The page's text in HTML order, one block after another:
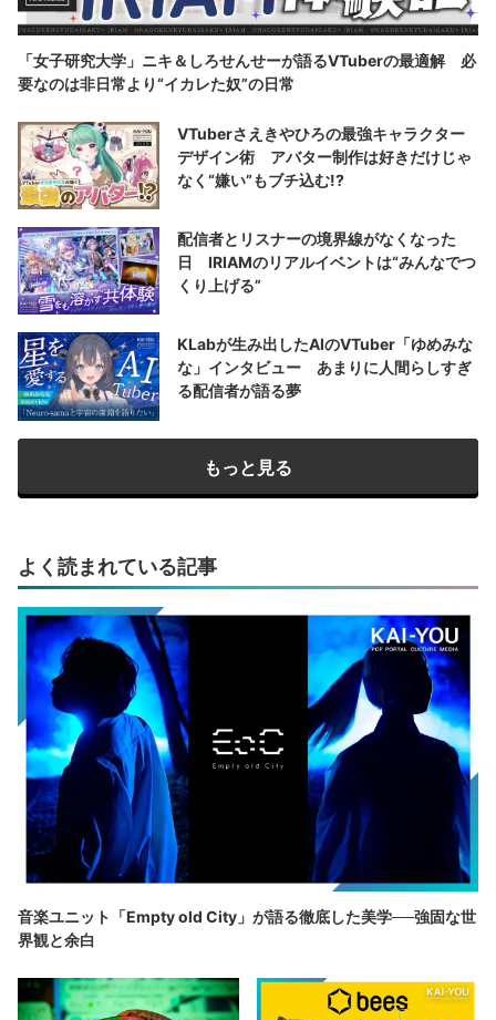
「女子研究大学」ニキ＆しろせんせーが語るVTuberの最適解 必
要なのは非日常より“イカレた奴”の日常
VTuberさえきやひろの最強キャラクター
デザイン術 アバター制作は好きだけじゃ
なく“嫌い”もブチ込む!?
配信者とリスナーの境界線がなくなった
日 IRIAMのリアルイベントは“みんなでつ
くり上げる”
KLabが生み出したAIのVTuber「ゆめみな
な」インタビュー あまりに人間らしすぎ
る配信者が語る夢
もっと見る
よく読まれている記事
音楽ユニット「Empty old City」が語る徹底した美学──強固な世
界観と余白